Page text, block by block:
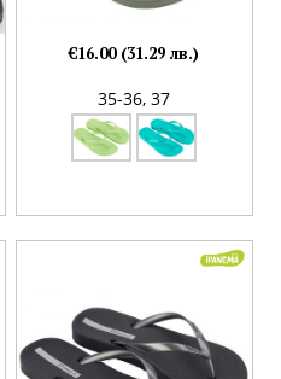
35-36,37
€16.00 (31.29 лв.)